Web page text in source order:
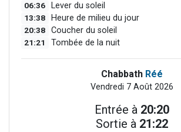
06:36 Lever du soleil
13:38 Heure de milieu du jour
20:38 Coucher du soleil
21:21 Tombée de la nuit
Chabbath Réé
Vendredi 7 Août 2026
Entrée à 20:20
Sortie à 21:22